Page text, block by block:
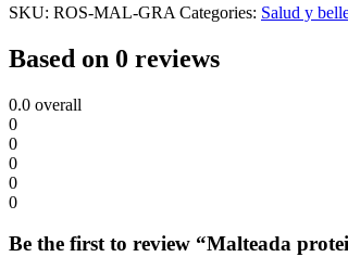
SKU: ROS-MAL-GRA Categories: Salud y
Based on 0 reviews
0.0 overall
0
0
0
0
0
Be the first to review “Malteada